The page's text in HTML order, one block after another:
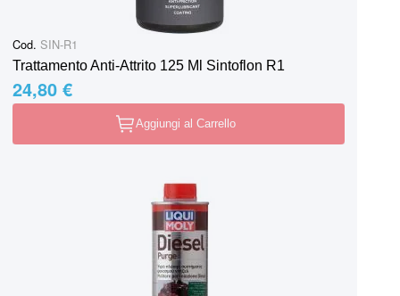
Cod. SIN-R1
Trattamento Anti-Attrito 125 Ml Sintoflon R1
24,80 €
Aggiungi al Carrello